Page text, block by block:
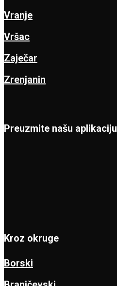
Vranje
Vršac
Zaječar
Zrenjanin
Preuzmite našu aplikaciju
Kroz okruge
Borski